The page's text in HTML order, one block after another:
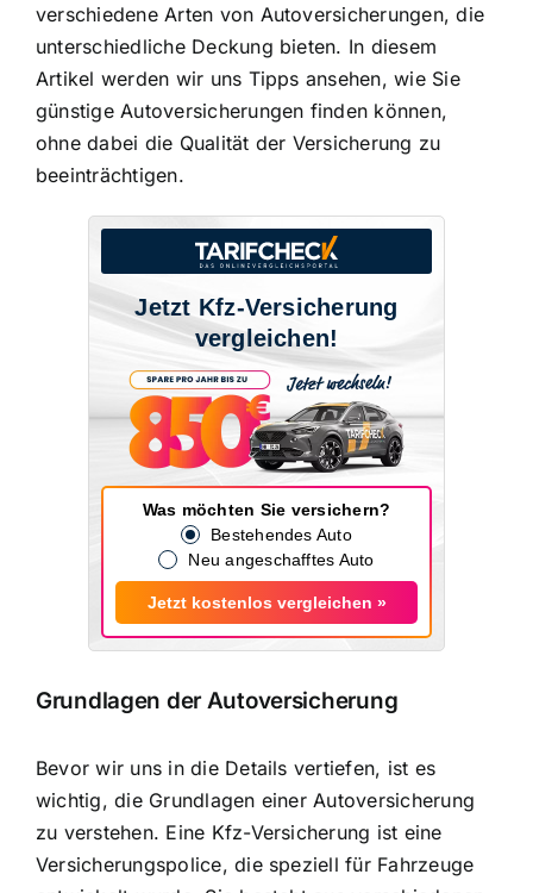
verschiedene Arten von Autoversicherungen, die
unterschiedliche Deckung bieten. In diesem
Artikel werden wir uns Tipps ansehen, wie Sie
günstige Autoversicherungen finden können,
ohne dabei die Qualität der Versicherung zu
beeinträchtigen.
Jetzt Kfz-Versicherung
vergleichen!
Was möchten Sie versichern?
Bestehendes Auto
Neu angeschafftes Auto
Jetzt kostenlos vergleichen »
Grundlagen der Autoversicherung
Bevor wir uns in die Details vertiefen, ist es
wichtig, die Grundlagen einer Autoversicherung
zu verstehen. Eine Kfz-Versicherung ist eine
Versicherungspolice, die speziell für Fahrzeuge